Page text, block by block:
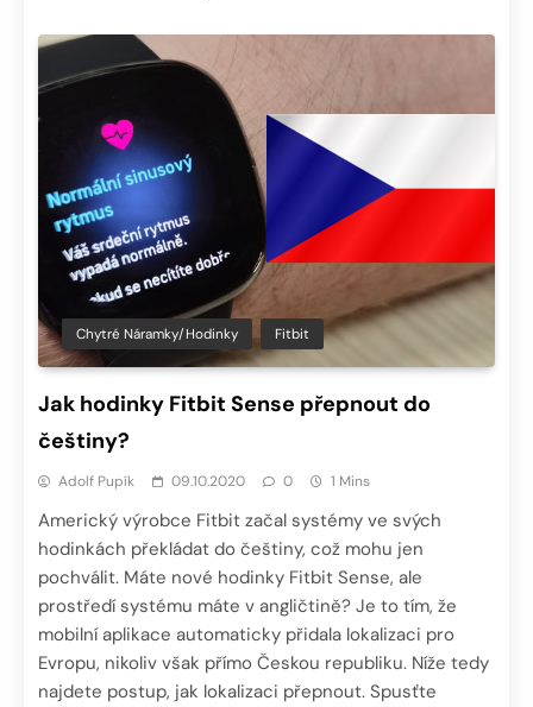
Chytré Náramky/hodinky Fitbit
Jak hodinky Fitbit Sense přepnout do
češtiny?
Adolf Pupík 09.10.2020 0 1 Mins
Americký výrobce Fitbit začal systémy ve svých
hodinkách překládat do češtiny, což mohu jen
pochválit. Máte nové hodinky Fitbit Sense, ale
prostředí systému máte v angličtině? Je to tím, že
mobilní aplikace automaticky přidala lokalizaci pro
Evropu, nikoliv však přímo Českou republiku. Níže tedy
najdete postup, jak lokalizaci přepnout. Spusťte